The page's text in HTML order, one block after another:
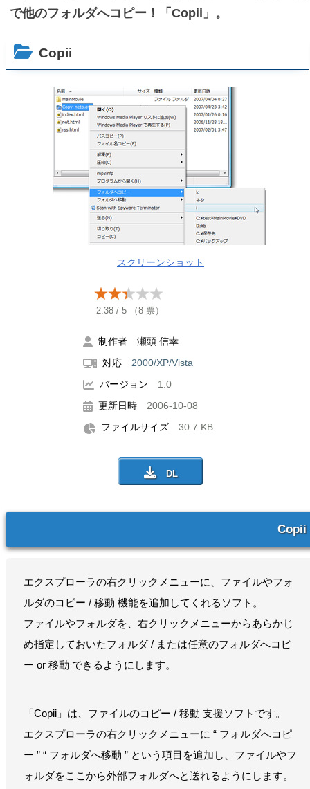
で他のフォルダへコピー！「Copii」。
Copii
スクリーンショット
2.38 / 5 （8 票）
制作者 瀬頭 信幸
対応 2000/XP/Vista
バージョン 1.0
更新日時 2006-10-08
ファイルサイズ 30.7 KB
Copii
エクスプローラの右クリックメニューに、ファイルやフォ
ルダのコピー / 移動 機能を追加してくれるソフト。
ファイルやフォルダを、右クリックメニューからあらかじ
め指定しておいたフォルダ / または任意のフォルダへコピ
ー or 移動 できるようにします。
「Copii」は、ファイルのコピー / 移動 支援ソフトです。
エクスプローラの右クリックメニューに “ フォルダへコピ
ー ” “ フォルダへ移動 ” という項目を追加し、ファイルやフ
ォルダをここから外部フォルダへと送れるようにします。